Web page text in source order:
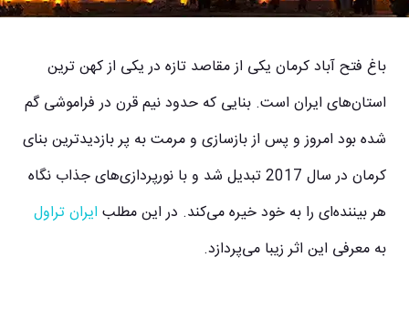
باغ فتح آباد کرمان یکی از مقاصد تازه در یکی از کهن ترین
استان‌های ایران است. بنایی که حدود نیم قرن در فراموشی گم
شده بود امروز و پس از بازسازی و مرمت به پر بازدیدترین بنای
کرمان در سال 2017 تبدیل شد و با نورپردازی‌های جذاب نگاه
هر بیننده‌ای را به خود خیره می‌کند. در این مطلب ایران تراول
به معرفی این اثر زیبا می‌پردازد.